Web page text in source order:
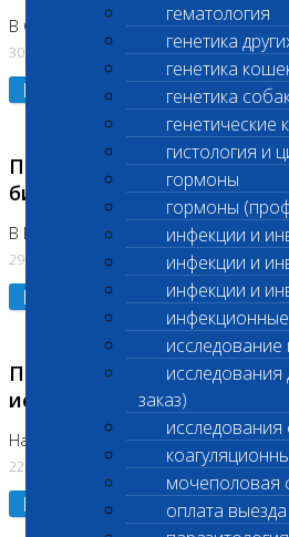
гематология
генетика
генетика
генетика
генетические
гистология и
гормоны
гормоны
инфекции и
инфекции и
инфекции и
исследование
заказ)
мочеполовая
оплата
В Сколково. Код (123,309,310)
30.07.2026
Подробнее
Приостановлено
биохимических
В Бутово 29.07.26
29.07.2026
Подробнее
Приостановлено
исследований
На Нагорной. Код ( 123,310,309)
22.07.2026
Подробнее